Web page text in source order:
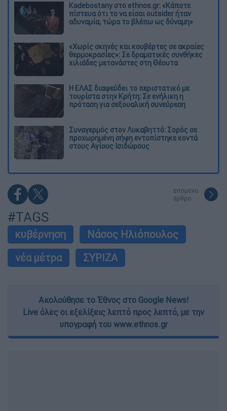
Kadebostany στο ethnos.gr: «Κάποτε
πίστευα ότι το να είσαι outsider ήταν
αδυναμία, τώρα το βλέπω ως δύναμη»
«Χωρίς σκηνές και κουβέρτες σε ακραίες
θερμοκρασίες»: Σε δραματικές συνθήκες
χιλιάδες μετανάστες στη Θέουτα
Η ΕΛΑΣ διαψεύδει το περιστατικό με
τουρίστα στην Κρήτη: Σε ενήλικη η
πρόταση για σεξουαλική συνεύρεση
Συναγερμός στον Λυκαβηττό: Σορός σε
προχωρημένη σήψη εντοπίστηκε κοντά
στους Αγίους Ισιδώρους
επόμενο
άρθρο
#TAGS
κυβέρνηση
Νάσος Ηλιόπουλος
νέα μέτρα
ΣΥΡΙΖΑ
Ακολούθησε το Έθνος στο Google News!
Live όλες οι εξελίξεις λεπτό προς λεπτό, με την
υπογραφή του www.ethnos.gr